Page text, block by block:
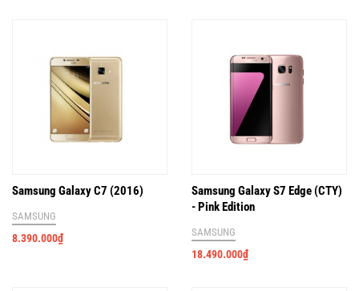
Samsung Galaxy C7 (2016)
SAMSUNG
8.390.000₫
Samsung Galaxy S7 Edge (CTY)
- Pink Edition
SAMSUNG
18.490.000₫